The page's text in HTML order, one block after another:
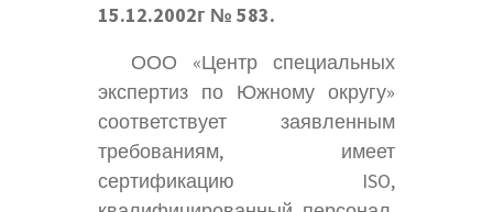
15.12.2002г № 583.
ООО «Центр специальных
экспертиз по Южному округу»
соответствует заявленным
требованиям, имеет
сертификацию ISO,